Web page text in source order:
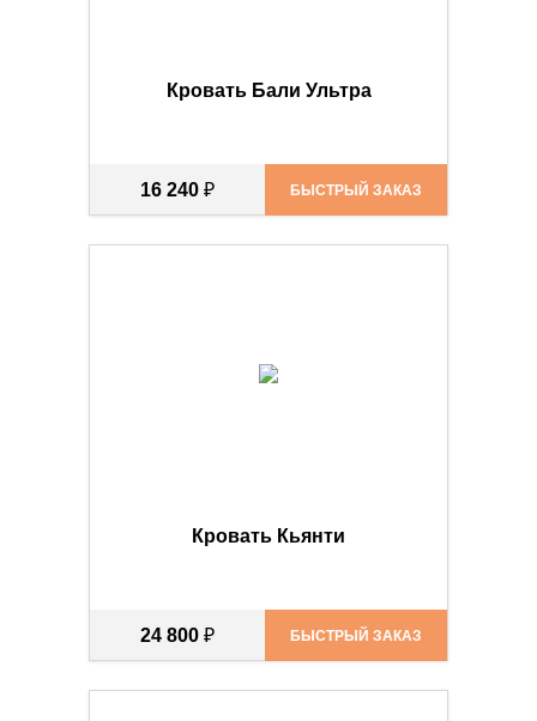
Кровать Бали Ультра
16 240 ₽ БЫСТРЫЙ ЗАКАЗ
Кровать Кьянти
24 800 ₽ БЫСТРЫЙ ЗАКАЗ